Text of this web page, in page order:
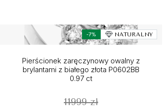
-7% NATURALNY
Pierścionek zaręczynowy owalny z
brylantami z białego złota P0602BB
0.97 ct
11999 zł